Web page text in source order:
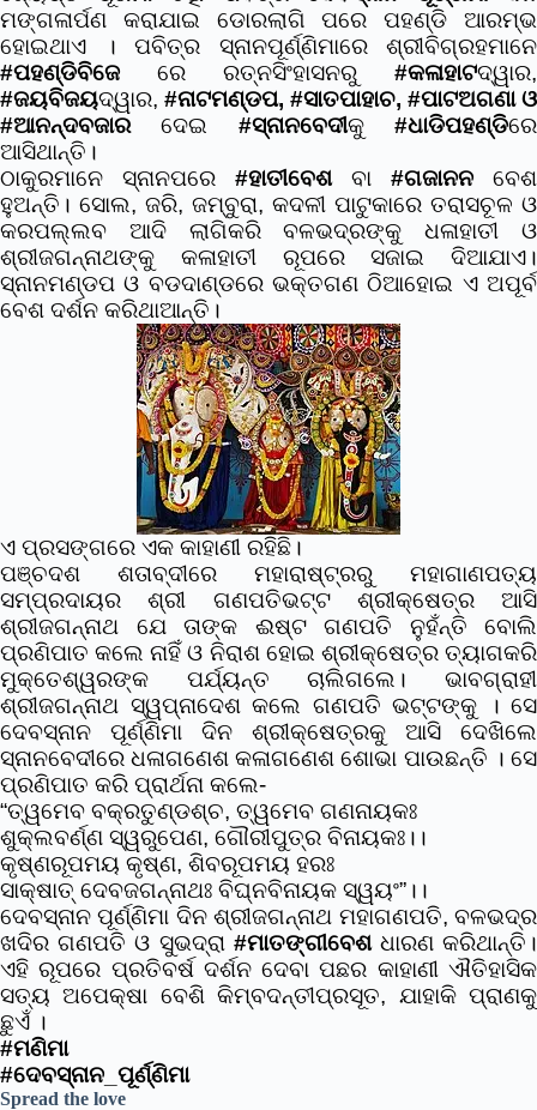
ମଙ୍ଗଳାର୍ପଣ କରାଯାଇ ଡୋରଲାଗି ପରେ ପହଣ୍ଡି ଆରମ୍ଭ
ହୋଇଥାଏ । ପବିତ୍ର ସ୍ନାନପୂର୍ଣ୍ଣିମାରେ ଶ୍ରୀବିଗ୍ରହମାନେ
#ପହଣ୍ଡିବିଜେରେ ରତ୍ନସିଂହାସନରୁ #କଳାହାଟଦ୍ୱାର,
#ଜୟବିଜୟଦ୍ୱାର, #ନାଟମଣ୍ଡପ, #ସାତପାହାଚ, #ପାଟଅଗଣାଓ
#ଆନନ୍ଦବଜାରଦେଇ #ସ୍ନାନବେଦୀକୁ#ଧାଡିପହଣ୍ଡିରେ
ଆସିଥାନ୍ତି।
ଠାକୁରମାନେ ସ୍ନାନପରେ #ହାତୀବେଶବା #ଗଜାନନ ବେଶ
ହୁଅନ୍ତି। ସୋଲ, ଜରି, ଜମ୍ବୁରା, କଦଳୀ ପାଟୁକାରେ ତରାସଚୂଳ ଓ
କରପଲ୍ଲବ ଆଦି ଲାଗିକରି ବଳଭଦ୍ରଙ୍କୁ ଧଳାହାତୀ ଓ
ଶ୍ରୀଜଗନ୍ନାଥଙ୍କୁ କଳାହାତୀ ରୂପରେ ସଜାଇ ଦିଆଯାଏ।
ସ୍ନାନମଣ୍ଡପ ଓ ବଡଦାଣ୍ଡରେ ଭକ୍ତଗଣ ଠିଆହୋଇ ଏ ଅପୂର୍ବ
ବେଶ ଦର୍ଶନ କରିଥାଆନ୍ତି।
ଏ ପ୍ରସଙ୍ଗରେ ଏକ କାହାଣୀ ରହିଛି।
ପଞ୍ଚଦଶ ଶତାବ୍ଦୀରେ ମହାରାଷ୍ଟ୍ରରୁ ମହାଗାଣପତ୍ୟ
ସମ୍ପ୍ରଦାୟରଶ୍ରୀ ଗଣପତିଭଟ୍ଟ ଶ୍ରୀକ୍ଷେତ୍ର ଆସି
ଶ୍ରୀଜଗନ୍ନାଥ ଯେ ତାଙ୍କ ଈଷ୍ଟ ଗଣପତି ନୁହଁନ୍ତି ବୋଲି
ପ୍ରଣିପାତ କଲେ ନାହିଁ ଓ ନିରାଶ ହୋଇ ଶ୍ରୀକ୍ଷେତ୍ର ତ୍ୟାଗକରି
ମୁକ୍ତେଶ୍ୱରଙ୍କ ପର୍ଯ୍ୟନ୍ତ ଚାଲିଗଲେ। ଭାବଗ୍ରାହୀ
ଶ୍ରୀଜଗନ୍ନାଥ ସ୍ୱପ୍ନାଦେଶ କଲେ ଗଣପତି ଭଟ୍ଟଙ୍କୁ । ସେ
ଦେବସ୍ନାନ ପୂର୍ଣ୍ଣିମା ଦିନ ଶ୍ରୀକ୍ଷେତ୍ରକୁ ଆସି ଦେଖିଲେ
ସ୍ନାନବେଦୀରେ ଧଳାଗଣେଶ କଳାଗଣେଶ ଶୋଭା ପାଉଛନ୍ତି । ସେ
ପ୍ରଣିପାତ କରି ପ୍ରାର୍ଥନା କଲେ-
“ତ୍ୱମେବ ବକ୍ରତୁଣ୍ଡଶ୍ଚ, ତ୍ୱମେବ ଗଣନାୟକଃ
ଶୁକ୍ଲବର୍ଣ୍ଣ ସ୍ୱରୁପେଣ, ଗୌରୀପୁତ୍ର ବିନାୟକଃ।।
କୃଷ୍ଣରୂପମୟ କୃଷ୍ଣ, ଶିବରୂପମୟ ହରଃ
ସାକ୍ଷାତ୍ ଦେବଜଗନ୍ନାଥଃ ବିଘ୍ନବିନାୟକ ସ୍ୱୟଂ”।।
ଦେବସ୍ନାନ ପୂର୍ଣ୍ଣିମା ଦିନ ଶ୍ରୀଜଗନ୍ନାଥ ମହାଗଣପତି, ବଳଭଦ୍ର
ଖଦିର ଗଣପତି ଓ ସୁଭଦ୍ରା #ମାତଙ୍ଗୀବେଶଧାରଣ କରିଥାନ୍ତି।
ଏହି ରୂପରେ ପ୍ରତିବର୍ଷ ଦର୍ଶନ ଦେବା ପଛର କାହାଣୀ ଐତିହାସିକ
ସତ୍ୟ ଅପେକ୍ଷା ବେଶି କିମ୍ବଦନ୍ତୀପ୍ରସୂତ, ଯାହାକି ପ୍ରାଣକୁ
ଛୁଏଁ ।
#ମଣିମା
#ଦେବସ୍ନାନ_ପୂର୍ଣ୍ଣିମା
Spread the love